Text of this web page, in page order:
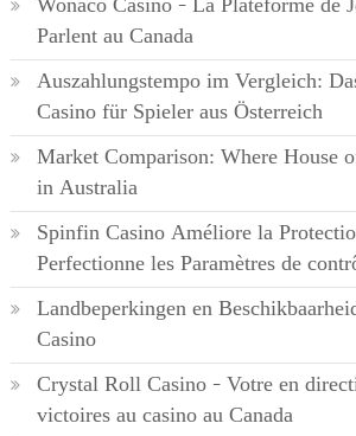
Wonaco Casino – La Plateforme de
Parlent au Canada
Auszahlungstempo im Vergleich:
Casino für Spieler aus Österreich
Market Comparison: Where House
in Australia
Spinfin Casino Améliore la
Perfectionne les Paramètres de
Landbeperkingen en
Casino
Crystal Roll Casino – Votre en
victoires au casino au Canada